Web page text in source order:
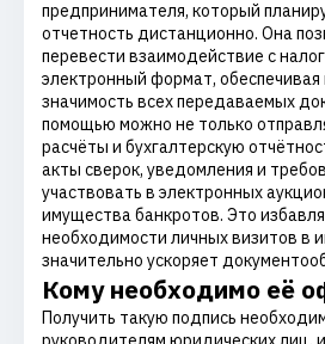
предпринимателя, который
отчетность дистанционно. Она
перевести взаимодействие с
электронный формат,
значимость всех передаваемых
помощью можно не только
расчёты и бухгалтерскую
акты сверок, уведомления и
участвовать в электронных
имущества банкротов. Это
необходимости личных визитов в
значительно ускоряет
Кому необходимо её
Получить такую подпись